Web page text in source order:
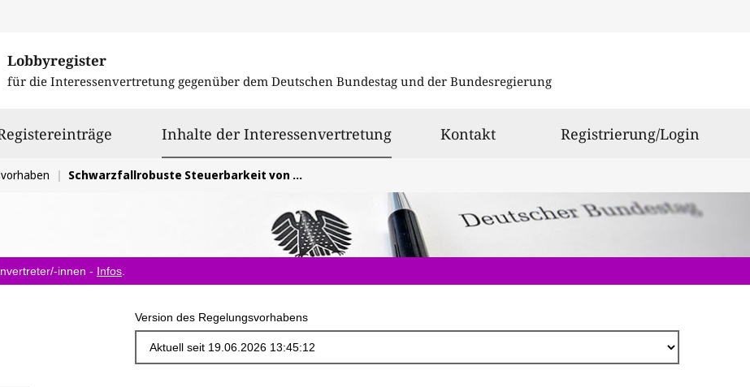
Lobbyregister
für die Interessenvertretung gegenüber dem Deutschen Bundestag und der Bundesregierung
Inhalte der Interessenvertretungausgewählt
Kontakt Registrierung/Login
Schwarzfallrobuste Steuerbarkeit von Verbrauchseinrichtungen und Erzeugungsanlagen
innen - Infos
Version des Regelungsvorhabens